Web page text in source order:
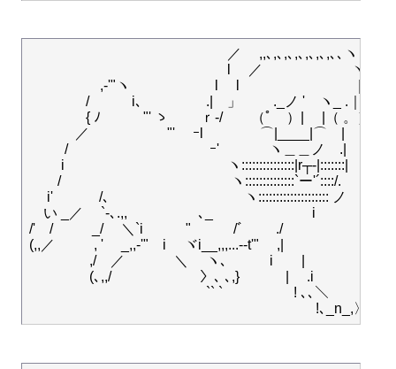
／　 ,,､,､,､,､,､,､,､､ヽ
l 　／ 　　　　　　ヽl
,-'"ヽ　　　　　　l 　l　　　　　　　　｜
/　　　i､　 　 　　.|　」　　 ._ノ '　ヽ_ .｜
{ ﾉ　　　"' ゝ 　　ｒ-/　　（ﾟ　）|　 |（ 。）
／　　 　 　　"' ゝｰl　　　　⌒|____|⌒　|
/　　　　　　　　　　ｰ' 　　　 ヽ＿＿ノ　.|
i 　　　　　　　 　　　　ヽ:::::::::::::::|r┬-|:::::::|
/ 　　　　　　　 　 　 　　ヽ::::::::::::::`ー'´::::/.
i'　　　 /､　 　　　　　　 　　ヽ:::::::::::::::::::: ノ
い _／　 `-､.,,　　　　　､_　　　　　　　i
/'　/ 　 　 _/　 ＼`i　　　"　　　/ﾞ　　 ./
(,,／ 　 　 , '　 _,,-'"　i　 ヾi__,,,...--t'"　 ,|
,/　／　 　 　＼　 ヽ､　　　i　　|
(､,,/　　　　　　 〉､ ､,}　　　 |　 .i
`` `　　　　　! ､､＼